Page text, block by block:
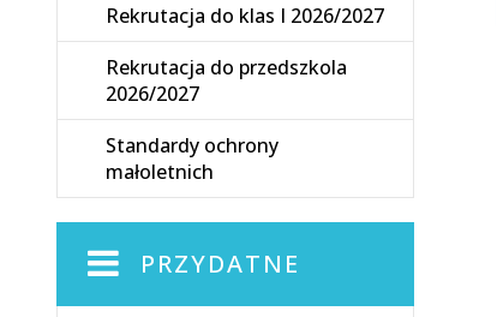
Rekrutacja do klas I 2026/2027
Rekrutacja do przedszkola
2026/2027
Standardy ochrony
małoletnich
PRZYDATNE